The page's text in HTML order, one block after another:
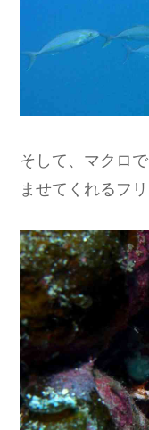
そして、マクロ
ませてくれるフ